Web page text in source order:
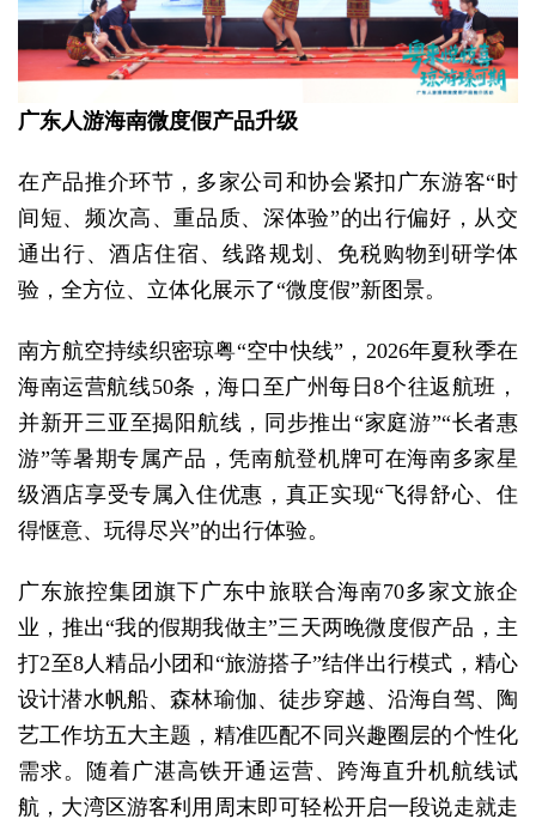
广东人游海南微度假产品升级
在产品推介环节，多家公司和协会紧扣广东游客“时
间短、频次高、重品质、深体验”的出行偏好，从交
通出行、酒店住宿、线路规划、免税购物到研学体
验，全方位、立体化展示了“微度假”新图景。
南方航空持续织密琼粤“空中快线”，2026年夏秋季在
海南运营航线50条，海口至广州每日8个往返航班，
并新开三亚至揭阳航线，同步推出“家庭游”“长者惠
游”等暑期专属产品，凭南航登机牌可在海南多家星
级酒店享受专属入住优惠，真正实现“飞得舒心、住
得惬意、玩得尽兴”的出行体验。
广东旅控集团旗下广东中旅联合海南70多家文旅企
业，推出“我的假期我做主”三天两晚微度假产品，主
打2至8人精品小团和“旅游搭子”结伴出行模式，精心
设计潜水帆船、森林瑜伽、徒步穿越、沿海自驾、陶
艺工作坊五大主题，精准匹配不同兴趣圈层的个性化
需求。随着广湛高铁开通运营、跨海直升机航线试
航，大湾区游客利用周末即可轻松开启一段说走就走